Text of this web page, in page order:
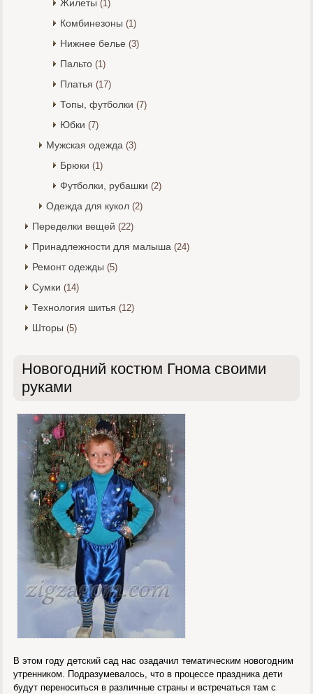
Жилеты (1)
Комбинезоны (1)
Нижнее белье (3)
Пальто (1)
Платья (17)
Топы, футболки (7)
Юбки (7)
Мужская одежда (3)
Брюки (1)
Футболки, рубашки (2)
Одежда для кукол (2)
Переделки вещей (22)
Принадлежности для малыша (24)
Ремонт одежды (5)
Сумки (14)
Технология шитья (12)
Шторы (5)
Новогодний костюм Гнома своими
руками
В этом году детский сад нас озадачил тематическим новогодним
утренником. Подразумевалось, что в процессе праздника дети
будут переноситься в различные страны и встречаться там с